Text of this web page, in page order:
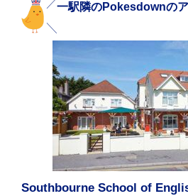
一駅隣のPokesdownの
Southbourne School of